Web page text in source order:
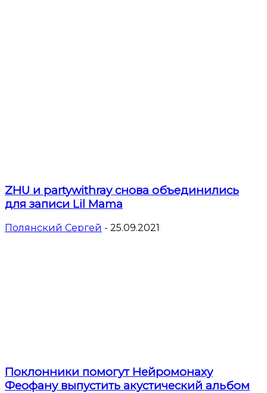
ZHU и partywithray снова объединились
для записи Lil Mama
Полянский Сергей - 25.09.2021
Поклонники помогут Нейромонаху
Феофану выпустить акустический альбом